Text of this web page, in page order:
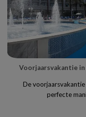
Voorjaarsvakantie
De
perfecte